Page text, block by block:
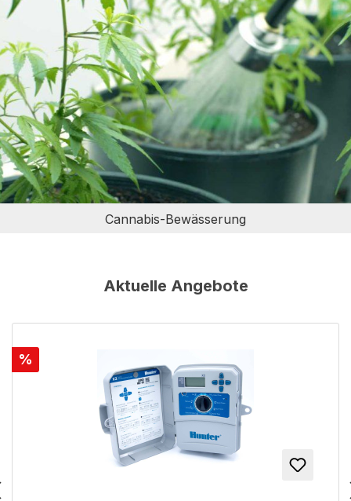
Cannabis-Bewässerung
Produktgalerie überspringen
Aktuelle Angebote
Rabatt
%